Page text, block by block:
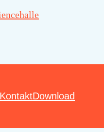
KontaktDownload